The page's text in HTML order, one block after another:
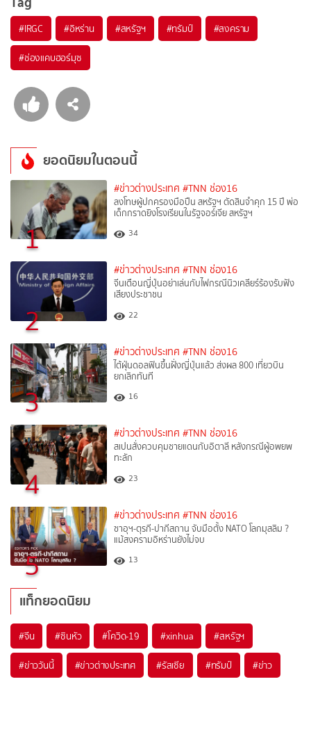
#IRGC #อิหร่าน #สหรัฐฯ #ทรัมป์ #สงคราม
#ช่องแคบฮอร์มุซ
ยอดนิยมในตอนนี้
1
#ข่าวต่างประเทศ #TNN ช่อง16
ลงโทษผู้ปกครองมือปืน สหรัฐฯ ตัดสินจำคุก 15 ปี พ่อ
เด็กกราดยิงโรงเรียนในรัฐจอร์เจีย สหรัฐฯ
34
2
#ข่าวต่างประเทศ #TNN ช่อง16
จีนเตือนญี่ปุ่นอย่าเล่นกับไฟกรณีนิวเคลียร์ร้องรับฟัง
เสียงประชาชน
22
3
#ข่าวต่างประเทศ #TNN ช่อง16
ไต้ฝุ่นดอลฟินขึ้นฝั่งญี่ปุ่นแล้ว ส่งผล 800 เที่ยวบิน
ยกเลิกทันที
16
4
#ข่าวต่างประเทศ #TNN ช่อง16
สเปนสั่งควบคุมชายแดนกับอิตาลี หลังกรณีผู้อพยพ
ทะลัก
23
5
#ข่าวต่างประเทศ #TNN ช่อง16
ซาอุฯ-ตุรกี-ปากีสถาน จับมือตั้ง NATO โลกมุสลิม ?
แม้สงครามอิหร่านยังไม่จบ
13
แท็กยอดนิยม
#จีน #ซินหัว #โควิด-19 #xinhua #สหรัฐฯ
#ข่าววันนี้ #ข่าวต่างประเทศ #รัสเซีย #ทรัมป์ #ข่าว